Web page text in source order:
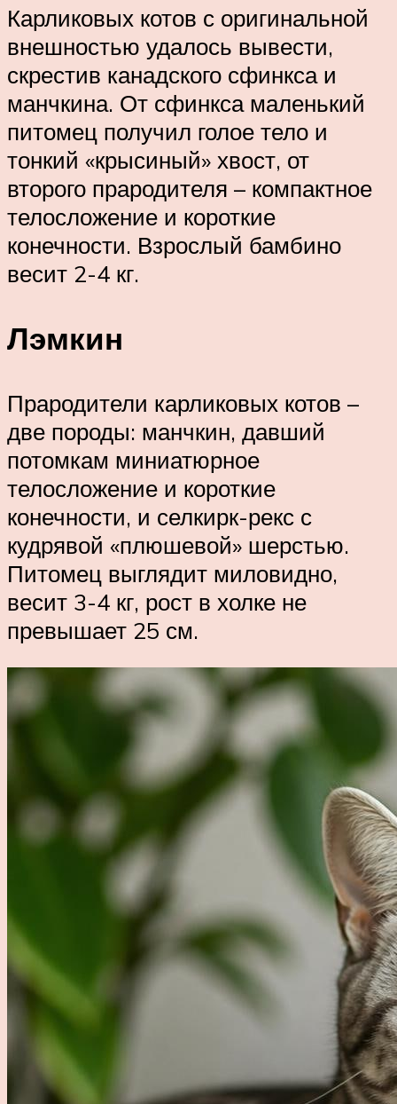
Карликовых котов с оригинальной
внешностью удалось вывести,
скрестив канадского сфинкса и
манчкина. От сфинкса маленький
питомец получил голое тело и
тонкий «крысиный» хвост, от
второго прародителя – компактное
телосложение и короткие
конечности. Взрослый бамбино
весит 2-4 кг.
Лэмкин
Прародители карликовых котов –
две породы: манчкин, давший
потомкам миниатюрное
телосложение и короткие
конечности, и селкирк-рекс с
кудрявой «плюшевой» шерстью.
Питомец выглядит миловидно,
весит 3-4 кг, рост в холке не
превышает 25 см.